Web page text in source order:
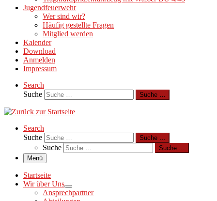
Jugendfeuerwehr
Wer sind wir?
Häufig gestellte Fragen
Mitglied werden
Kalender
Download
Anmelden
Impressum
Search
Suche
Suche …
Search
Suche
Suche …
Suche
Suche …
Menü
Startseite
Wir über Uns
Ansprechpartner